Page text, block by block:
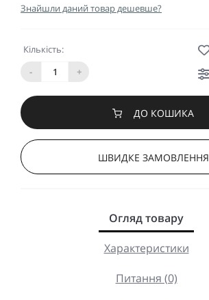
Знайшли даний товар дешевше?
Кількість:
-
+
ДО КОШИКА
ШВИДКЕ ЗАМОВЛЕННЯ
Огляд товару
Характеристики
Питання (0)